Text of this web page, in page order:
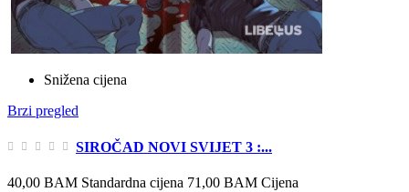
Snižena cijena
Brzi pregled
SIROČAD NOVI SVIJET 3 :...
40,00 BAM Standardna cijena 71,00 BAM Cijena